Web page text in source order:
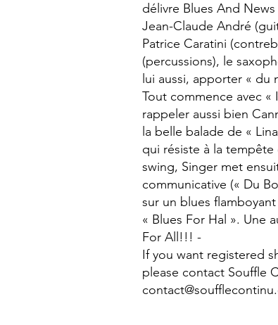
délivre Blues And
Jean-Claude André
Patrice Caratini
(percussions), le
lui aussi, apporter « du
Tout commence avec «
rappeler aussi bien
la belle balade de «
qui résiste à la
swing, Singer met
communicative (« Du
sur un blues
« Blues For Hal ». Une
For All!!! -
If you want registered
please contact Souffle